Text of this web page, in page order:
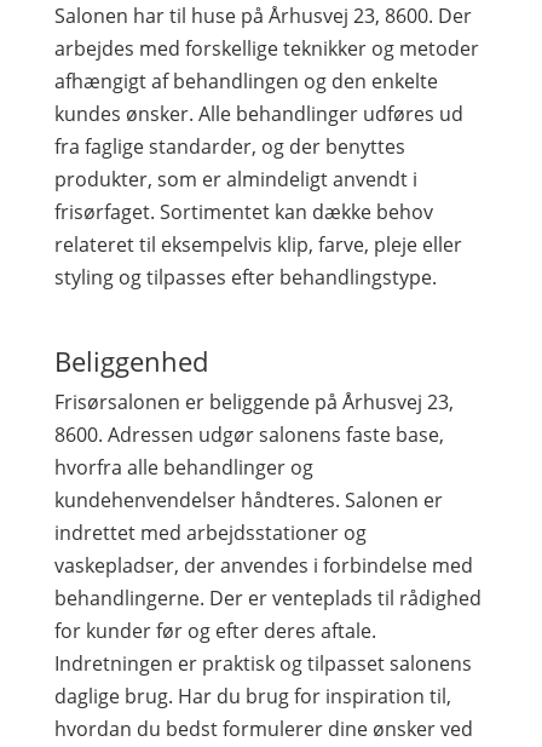
Salonen har til huse på Århusvej 23, 8600. Der
arbejdes med forskellige teknikker og metoder
afhængigt af behandlingen og den enkelte
kundes ønsker. Alle behandlinger udføres ud
fra faglige standarder, og der benyttes
produkter, som er almindeligt anvendt i
frisørfaget. Sortimentet kan dække behov
relateret til eksempelvis klip, farve, pleje eller
styling og tilpasses efter behandlingstype.
Beliggenhed
Frisørsalonen er beliggende på Århusvej 23,
8600. Adressen udgør salonens faste base,
hvorfra alle behandlinger og
kundehenvendelser håndteres. Salonen er
indrettet med arbejdsstationer og
vaskepladser, der anvendes i forbindelse med
behandlingerne. Der er venteplads til rådighed
for kunder før og efter deres aftale.
Indretningen er praktisk og tilpasset salonens
daglige brug. Har du brug for inspiration til,
hvordan du bedst formulerer dine ønsker ved